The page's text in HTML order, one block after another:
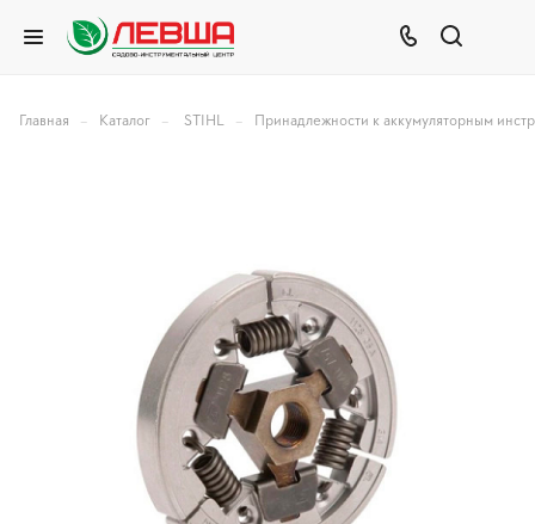
Главная – Каталог – STIHL – Принадлежности к аккумуляторным